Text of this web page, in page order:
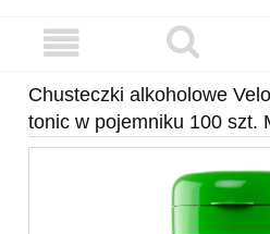
Chusteczki alkoholowe
tonic w pojemniku 100 szt.